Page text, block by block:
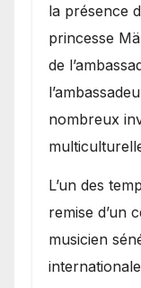
la présence
princesse
de
nombreux
​L’un des
remise d’un
musicien